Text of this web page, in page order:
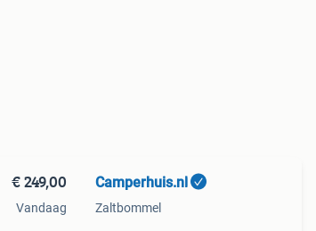
€ 249,00
Vandaag
Camperhuis.nl
Zaltbommel